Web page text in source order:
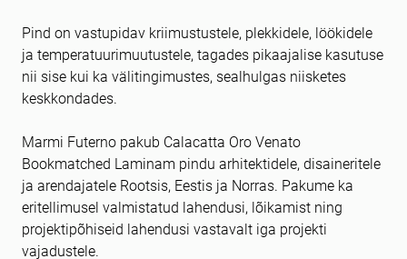
Pind on vastupidav kriimustustele, plekkidele, löökidele
ja temperatuurimuutustele, tagades pikaajalise kasutuse
nii sise kui ka välitingimustes, sealhulgas niisketes
keskkondades.
Marmi Futerno pakub Calacatta Oro Venato
Bookmatched Laminam pindu arhitektidele, disaineritele
ja arendajatele Rootsis, Eestis ja Norras. Pakume ka
eritellimusel valmistatud lahendusi, lõikamist ning
projektipõhiseid lahendusi vastavalt iga projekti
vajadustele.